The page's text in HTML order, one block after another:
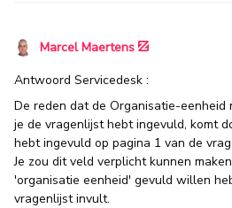
Marcel Maertens
Antwoord Servicedesk :
De reden dat de Organisatie-eenheid
je de vragenlijst hebt ingevuld, komt
hebt ingevuld op pagina 1 van de
Je zou dit veld verplicht kunnen
'organisatie eenheid' gevuld willen
vragenlijst invult.